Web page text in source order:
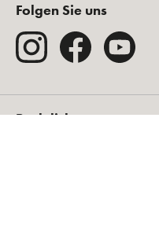
Folgen Sie uns
Rechtliches